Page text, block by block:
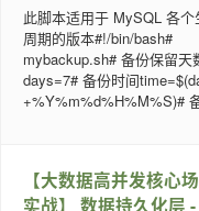
此脚本适用于 MySQL 各个
周期的版本#!/bin/bash#
mybackup.sh# 备份保留天
days=7# 备份时间
+%Y%m%d%H%M%S)#
【大数据高并发核心
实战】 数据持久化层